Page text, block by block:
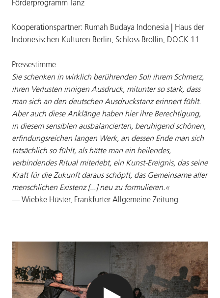
Förderprogramm Tanz
Kooperationspartner: Rumah Budaya Indonesia | Haus der
Indonesischen Kulturen Berlin, Schloss Bröllin, DOCK 11
Pressestimme
Sie schenken in wirklich berührenden Soli ihrem Schmerz,
ihren Verlusten innigen Ausdruck, mitunter so stark, dass
man sich an den deutschen Ausdruckstanz erinnert fühlt.
Aber auch diese Anklänge haben hier ihre Berechtigung,
in diesem sensiblen ausbalancierten, beruhigend schönen,
erfindungsreichen langen Werk, an dessen Ende man sich
tatsächlich so fühlt, als hätte man ein heilendes,
verbindendes Ritual miterlebt, ein Kunst-Ereignis, das seine
Kraft für die Zukunft daraus schöpft, das Gemeinsame aller
menschlichen Existenz [...] neu zu formulieren.«
— Wiebke Hüster, Frankfurter Allgemeine Zeitung